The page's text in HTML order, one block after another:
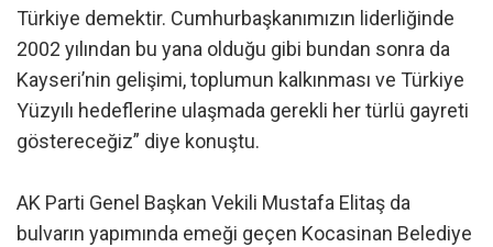
Türkiye demektir. Cumhurbaşkanımızın liderliğinde
2002 yılından bu yana olduğu gibi bundan sonra da
Kayseri’nin gelişimi, toplumun kalkınması ve Türkiye
Yüzyılı hedeflerine ulaşmada gerekli her türlü gayreti
göstereceğiz” diye konuştu.
AK Parti Genel Başkan Vekili Mustafa Elitaş da
bulvarın yapımında emeği geçen Kocasinan Belediye